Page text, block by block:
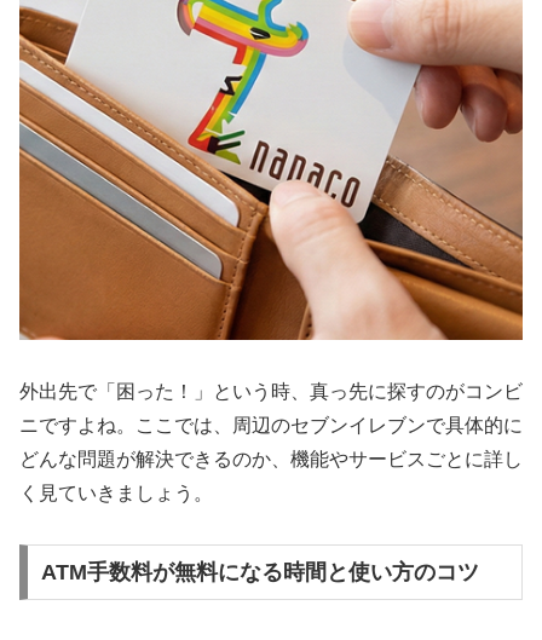
外出先で「困った！」という時、真っ先に探すのがコンビ
ニですよね。ここでは、周辺のセブンイレブンで具体的に
どんな問題が解決できるのか、機能やサービスごとに詳し
く見ていきましょう。
ATM手数料が無料になる時間と使い方のコツ